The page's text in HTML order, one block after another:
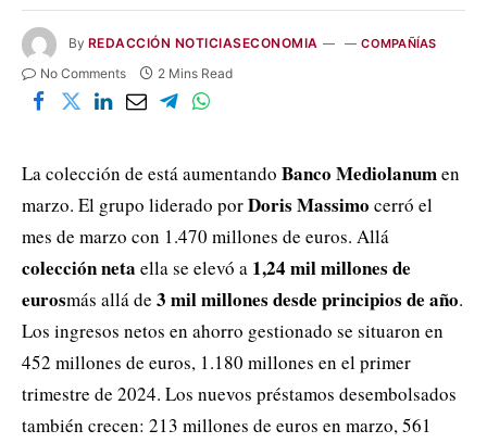
By REDACCIÓN NOTICIASECONOMIA COMPAÑÍAS
No Comments 2 Mins Read
La colección de está aumentando Banco Mediolanumen
marzo. El grupo liderado porDoris Massimo cerró el
mes de marzo con 1.470 millones de euros. Allá
colección neta ella se elevó a 1,24 mil millones de
eurosmás allá de 3 mil millones desde principios de año.
Los ingresos netos en ahorro gestionado se situaron en
452 millones de euros, 1.180 millones en el primer
trimestre de 2024. Los nuevos préstamos desembolsados ​​
también crecen: 213 millones de euros en marzo, 561